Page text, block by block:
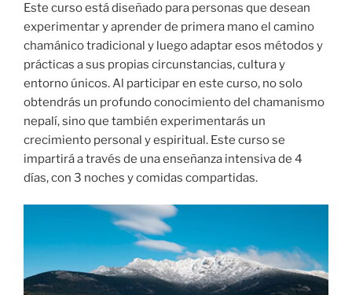
Este curso está diseñado para personas que desean
experimentar y aprender de primera mano el camino
chamánico tradicional y luego adaptar esos métodos y
prácticas a sus propias circunstancias, cultura y
entorno únicos. Al participar en este curso, no solo
obtendrás un profundo conocimiento del chamanismo
nepalí, sino que también experimentarás un
crecimiento personal y espiritual. Este curso se
impartirá a través de una enseñanza intensiva de 4
días, con 3 noches y comidas compartidas.